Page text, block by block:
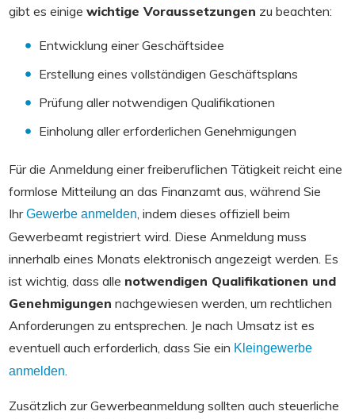
gibt es einige wichtige Voraussetzungen zu beachten:
Entwicklung einer Geschäftsidee
Erstellung eines vollständigen Geschäftsplans
Prüfung aller notwendigen Qualifikationen
Einholung aller erforderlichen Genehmigungen
Für die Anmeldung einer freiberuflichen Tätigkeit reicht eine
formlose Mitteilung an das Finanzamt aus, während Sie
IhrGewerbe anmelden, indem dieses offiziell beim
Gewerbeamt registriert wird. Diese Anmeldung muss
innerhalb eines Monats elektronisch angezeigt werden. Es
ist wichtig, dass alle notwendigen Qualifikationen und
Genehmigungen nachgewiesen werden, um rechtlichen
Anforderungen zu entsprechen. Je nach Umsatz ist es
eventuell auch erforderlich, dass Sie ein Kleingewerbe
anmelden.
Zusätzlich zur Gewerbeanmeldung sollten auch steuerliche